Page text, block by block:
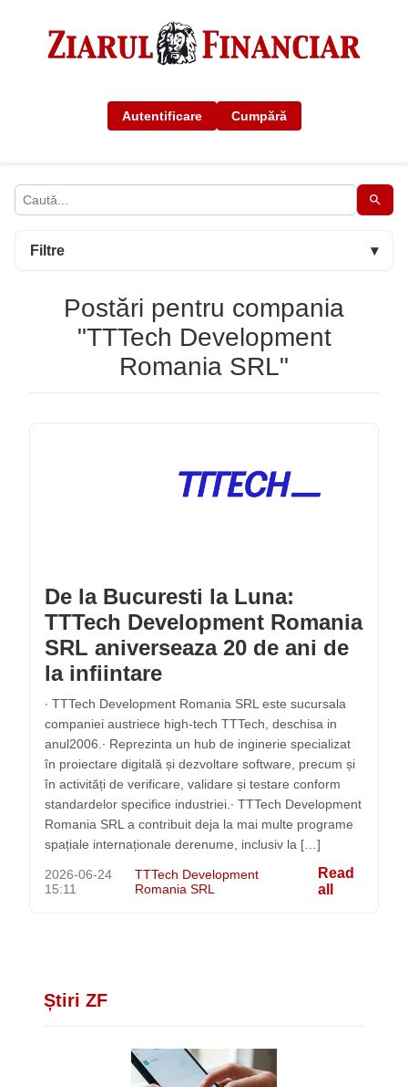
Autentificare Cumpără
Filtre ▾
Știri ZF
Postări pentru compania
"TTTech Development
Romania SRL"
De la Bucuresti la Luna:
TTTech Development Romania
SRL aniverseaza 20 de ani de
la infiintare
∙ TTTech Development Romania SRL este sucursala
companiei austriece high-tech TTTech, deschisa in
anul2006.∙ Reprezinta un hub de inginerie specializat
în proiectare digitală și dezvoltare software, precum și
în activități de verificare, validare și testare conform
standardelor specifice industriei.∙ TTTech Development
Romania SRL a contribuit deja la mai multe programe
spațiale internaționale derenume, inclusiv la […]
2026-06-24
15:11
TTTech Development
Romania SRL
Read
all